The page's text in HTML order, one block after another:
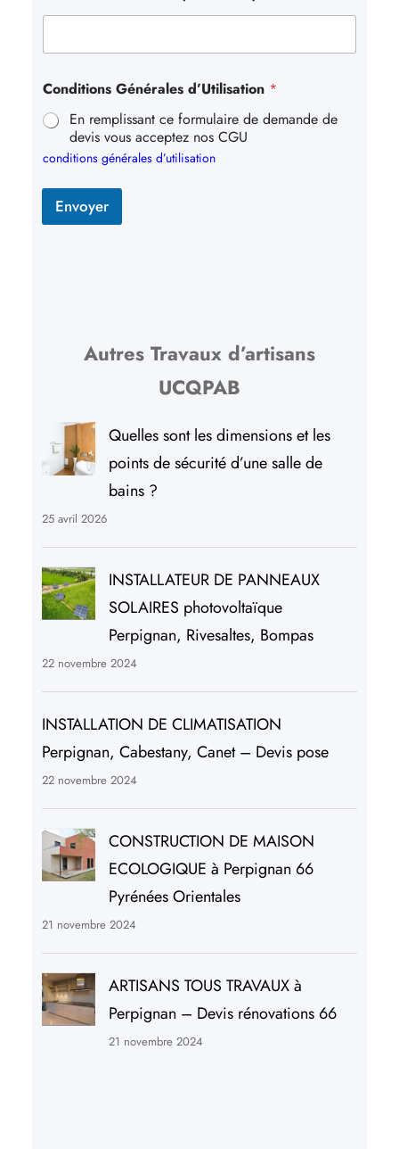
Conditions Générales d’Utilisation *
En remplissant ce formulaire de demande de
devis vous acceptez nos CGU
conditions générales d’utilisation
Envoyer
Autres Travaux d’artisans
UCQPAB
Quelles sont les dimensions et les
points de sécurité d’une salle de
bains ?
25 avril 2026
INSTALLATEUR DE PANNEAUX
SOLAIRES photovoltaïque
Perpignan, Rivesaltes, Bompas
22 novembre 2024
INSTALLATION DE CLIMATISATION
Perpignan, Cabestany, Canet – Devis pose
22 novembre 2024
CONSTRUCTION DE MAISON
ECOLOGIQUE à Perpignan 66
Pyrénées Orientales
21 novembre 2024
ARTISANS TOUS TRAVAUX à
Perpignan – Devis rénovations 66
21 novembre 2024